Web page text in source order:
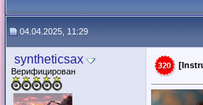
04.04.2025, 11:29
syntheticsax
Верифицирован